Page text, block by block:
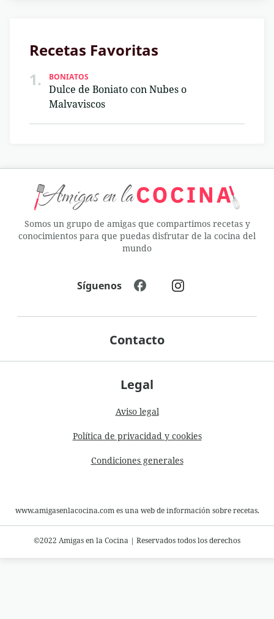
Recetas Favoritas
1.
BONIATOS
Dulce de Boniato con Nubes o
Malvaviscos
Somos un grupo de amigas que compartimos recetas y
conocimientos para que puedas disfrutar de la cocina del
mundo
Legal
Aviso legal
Política de privacidad y cookies
Condiciones generales
Contacto
Síguenos
www.amigasenlacocina.com es una web de información sobre recetas.
©2022 Amigas en la Cocina | Reservados todos los derechos